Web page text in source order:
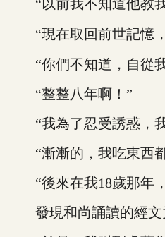
“以前我不知道他教我
“現在取回前世記憶
“你們不知道，自從我
“整整八年啊！”
“我為了忍受誘惑，我
“漸漸的，我吃東西都
“後來在我18歲那年，
發現和尚誦讀的經文